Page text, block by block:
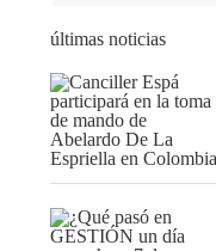
últimas noticias